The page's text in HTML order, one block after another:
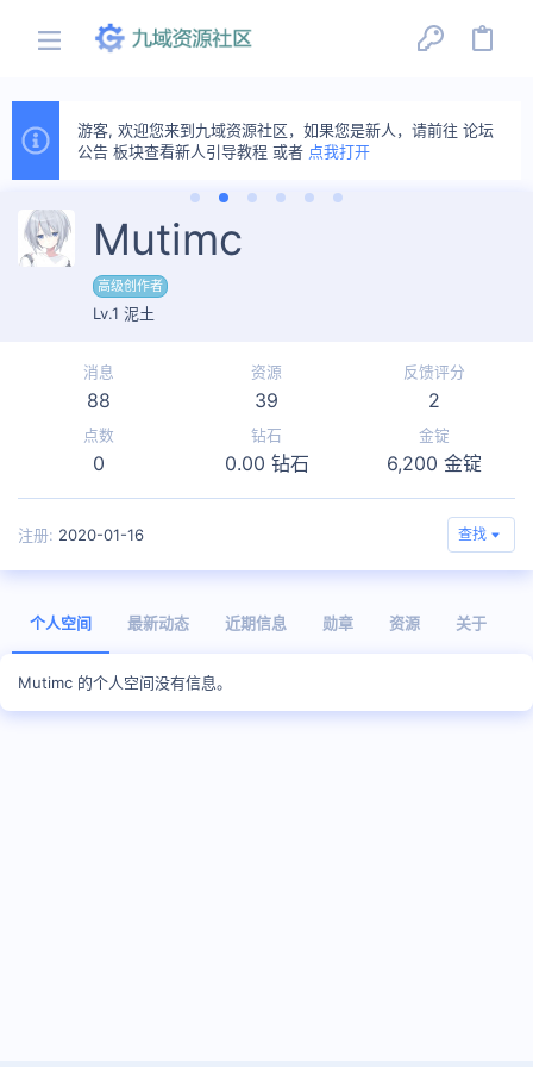
游客, 欢迎您来到九域资源社区，如果您是新人，请前往 论坛
公告 板块查看新人引导教程 或者 点我打开
Mutimc
高级创作者
Lv.1 泥土
消息
88
资源
39
反馈评分
2
点数
0
钻石
0.00 钻石
金锭
6,200 金锭
注册 2020-01-16 查找
个人空间 最新动态 近期信息 勋章 资源 关于
Mutimc 的个人空间没有信息。